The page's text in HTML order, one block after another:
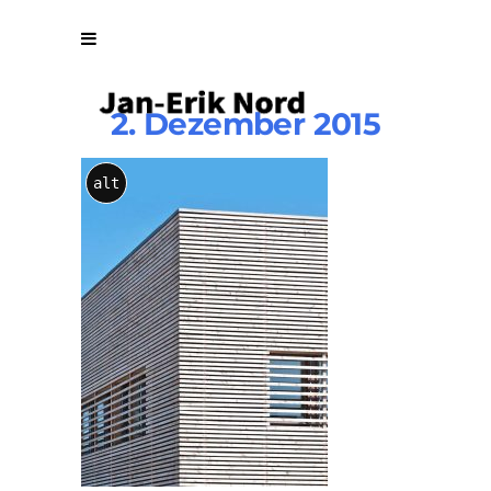
2. Dezember 2015
p-
image-
alt